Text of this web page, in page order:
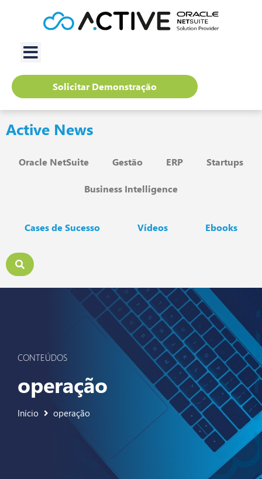
Solicitar Demonstração
Active News
Oracle NetSuite Gestão ERP Startups
Business Intelligence
Cases de Sucesso Vídeos Ebooks
CONTEÚDOS
operação
Início operação